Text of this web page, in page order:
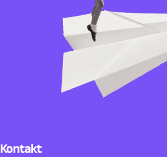
Kontakt